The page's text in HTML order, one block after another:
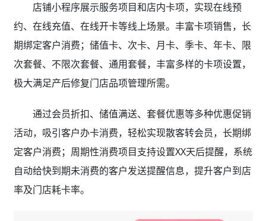
店铺小程序展示服务项目和店内卡项，实现在线预
约、在线充值、在线开卡等线上场景。丰富卡项销售，长
期绑定客户消费；储值卡、次卡、月卡、季卡、年卡、限
次套餐、不限次套餐、通用套餐，丰富多样的卡项设置，
极大满足产后修复门店品项管理所需。
通过会员折扣、储值满送、套餐优惠等多种优惠促销
活动，吸引客户办卡消费，轻松实现散客转会员，长期绑
定客户消费；周期性消费项目支持设置XX天后提醒，系统
自动给快到期未消费的客户发送提醒信息，提升客户到店
率及门店耗卡率。